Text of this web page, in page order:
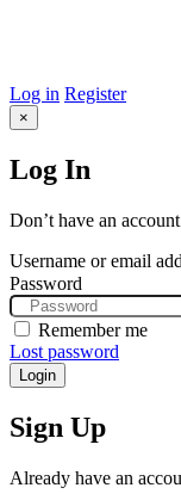
Log in Register
×
Log In
Don’t have an
Username or email
Password
Remember me
Lost password
Login
Sign Up
Already have an